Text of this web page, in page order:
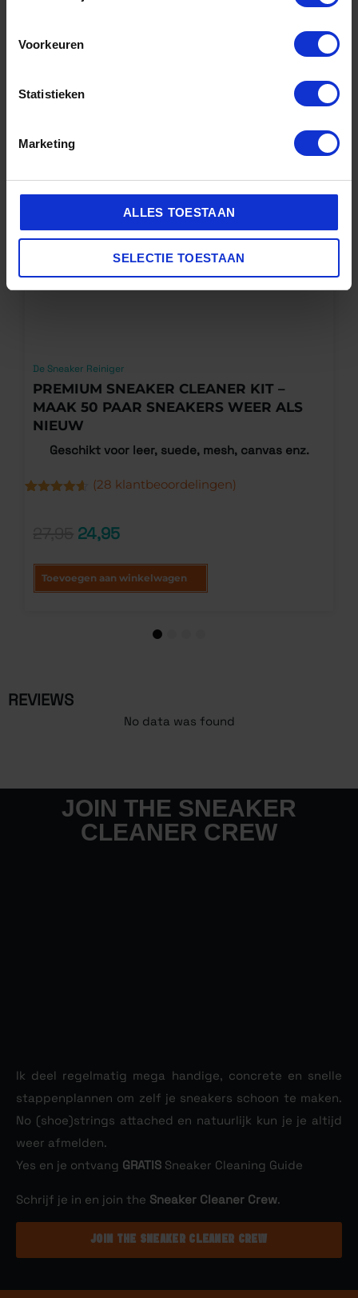
Voorkeuren
Statistieken
Marketing
ALLES TOESTAAN
SELECTIE TOESTAAN
De Sneaker Reiniger
PREMIUM SNEAKER CLEANER KIT –
MAAK 50 PAAR SNEAKERS WEER ALS
NIEUW
Geschikt voor leer, suede, mesh, canvas enz.
gebaseerd
(28 klantbeoordelingen)
24,95
Toevoegen aan winkelwagen
4
REVIEWS
No data was found
JOIN THE SNEAKER
CLEANER CREW
Ik deel regelmatig mega handige, concrete en snelle
stappenplannen om zelf je sneakers schoon te maken.
No (shoe)strings attached en natuurlijk kun je je altijd
weer afmelden.
Yes en je ontvang GRATIS Sneaker Cleaning Guide
Schrijf je in en join the Sneaker Cleaner Crew.
JOIN THE SNEAKER CLEANER CREW